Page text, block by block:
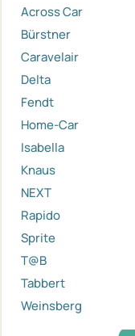
Across Car
Bürstner
Caravelair
Delta
Fendt
Home-Car
Isabella
Knaus
NEXT
Rapido
Sprite
T@B
Tabbert
Weinsberg